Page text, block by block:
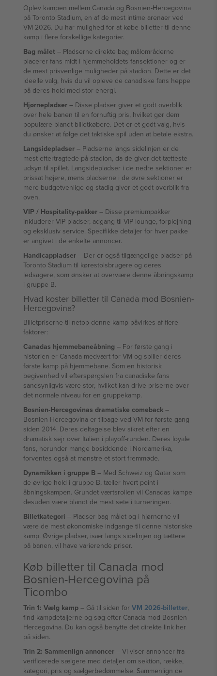
Oplev kampen mellem Canada og Bosnien-Hercegovina
på Toronto Stadium, en af de mest intime arenaer ved
VM 2026. Du har mulighed for at købe billetter til denne
kamp i flere forskellige kategorier.
Bag målet – Pladserne direkte bag målområderne
placerer fans midt i hjemmeholdets fansektioner og er
de mest prisvenlige muligheder på stadion. Dette er det
ideelle valg, hvis du vil opleve de canadiske fans heppe
på deres hold med stor energi.
Hjørnepladser – Disse pladser giver et godt overblik
over hele banen til en fornuftig pris, hvilket gør dem
populære blandt billetkøbere. Det er et godt valg, hvis
du ønsker at følge det taktiske spil uden at betale ekstra.
Langsidepladser – Pladserne langs sidelinjen er de
mest eftertragtede på stadion, da de giver det tætteste
udsyn til spillet. Langsidepladser i de nedre sektioner er
prissat højere, mens pladserne i de øvre sektioner er
mere budgetvenlige og stadig giver et godt overblik fra
oven.
VIP / Hospitality-pakker – Disse premiumpakker
inkluderer VIP-pladser, adgang til VIP-lounge, forplejning
og eksklusiv service. Specifikke detaljer for hver pakke
er angivet i de enkelte annoncer.
Handicappladser – Der er også tilgængelige pladser på
Toronto Stadium til kørestolsbrugere og deres
ledsagere, som ønsker at overvære denne åbningskamp
i gruppe B.
Hvad koster billetter til Canada mod Bosnien-
Hercegovina?
Billetpriserne til netop denne kamp påvirkes af flere
faktorer:
Canadas hjemmebaneåbning – For første gang i
historien er Canada medvært for VM og spiller deres
første kamp på hjemmebane. Som en historisk
begivenhed vil efterspørgslen fra canadiske fans
sandsynligvis være stor, hvilket kan drive priserne over
det normale niveau for en gruppekamp.
Bosnien-Hercegovinas dramatiske comeback –
Bosnien-Hercegovina er tilbage ved VM for første gang
siden 2014. Deres deltagelse blev sikret efter en
dramatisk sejr over Italien i playoff-runden. Deres loyale
fans, herunder mange bosiddende i Nordamerika,
forventes også at mønstre et stort fremmøde.
Dynamikken i gruppe B – Med Schweiz og Qatar som
de øvrige hold i gruppe B, tæller hvert point i
åbningskampen. Grundet værtsrollen vil Canadas kampe
desuden være blandt de mest sete i turneringen.
Billetkategori – Pladser bag målet og i hjørnerne vil
være de mest økonomiske indgange til denne historiske
kamp. Øvrige pladser, især langs sidelinjen og tættere
på banen, vil have varierende priser.
Køb billetter til Canada mod
Bosnien-Hercegovina på
Ticombo
Trin 1: Vælg kamp – Gå til siden for VM 2026-billetter,
find kampdetaljerne og søg efter Canada mod Bosnien-
Hercegovina. Du kan også benytte det direkte link her
på siden.
Trin 2: Sammenlign annoncer – Vi viser annoncer fra
verificerede sælgere med detaljer om sektion, række,
kategori, pris og sælgerbedømmelse. Sammenlign de